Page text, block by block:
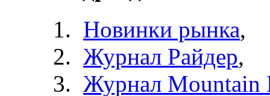
Новинки рынка,
Журнал Райдер,
Журнал Mountain